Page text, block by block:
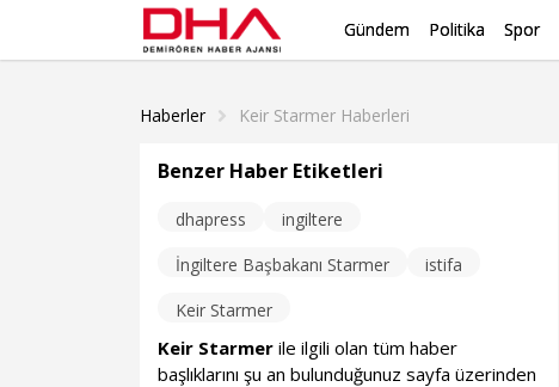
Gündem Politika Spor
Haberler
Keir Starmer Haberleri
Benzer Haber Etiketleri
dhapress
ingiltere
İngiltere Başbakanı Starmer
istifa
Keir Starmer
Keir Starmer ile ilgili olan tüm haber
başlıklarını şu an bulunduğunuz sayfa üzerinden